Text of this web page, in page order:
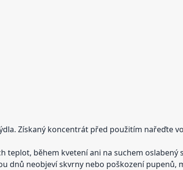
Získaný koncentrát před použitím nařeďte
teplot, během kvetení ani na suchem oslabený
dnů neobjeví skvrny nebo poškození pupenů,